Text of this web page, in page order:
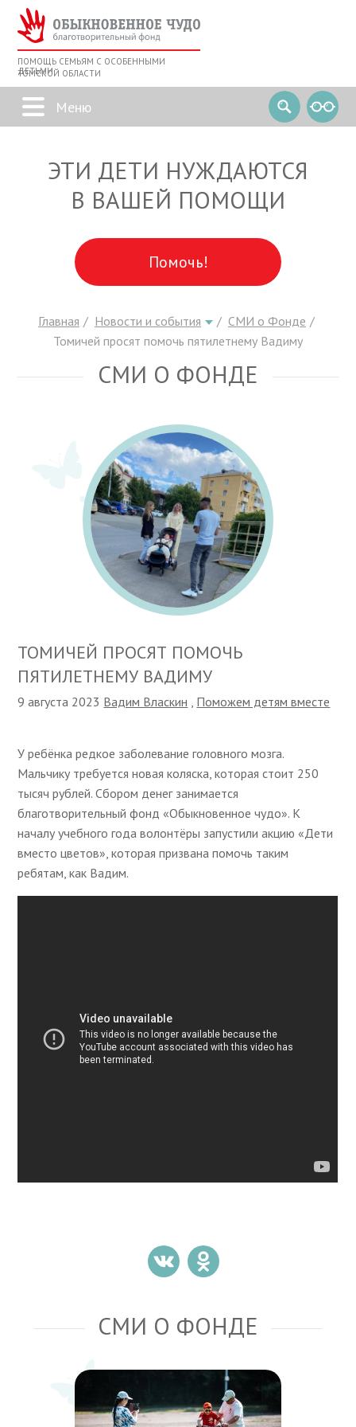
ПОМОЩЬ СЕМЬЯМ С ОСОБЕННЫМИ
ДЕТЬМИ
ТОМСКОЙ ОБЛАСТИ
ЭТИ ДЕТИ НУЖДАЮТСЯ
В ВАШЕЙ ПОМОЩИ
Помочь!
Главная Новости и события
СМИ о Фонде
Томичей просят помочь пятилетнему Вадиму
СМИ О ФОНДЕ
ТОМИЧЕЙ ПРОСЯТ ПОМОЧЬ
ПЯТИЛЕТНЕМУ ВАДИМУ
9 августа 2023 Вадим Власкин , Поможем детям вместе
У ребёнка редкое заболевание головного мозга.
Мальчику требуется новая коляска, которая стоит 250
тысяч рублей. Сбором денег занимается
благотворительный фонд «Обыкновенное чудо». К
началу учебного года волонтёры запустили акцию «Дети
вместо цветов», которая призвана помочь таким
ребятам, как Вадим.
СМИ О ФОНДЕ